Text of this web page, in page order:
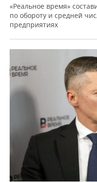
«Реальное время»
по обороту и средней
предприятиях